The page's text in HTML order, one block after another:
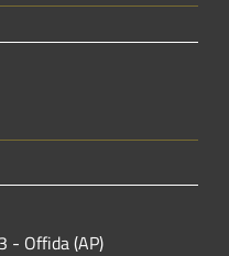
- Offida (AP)